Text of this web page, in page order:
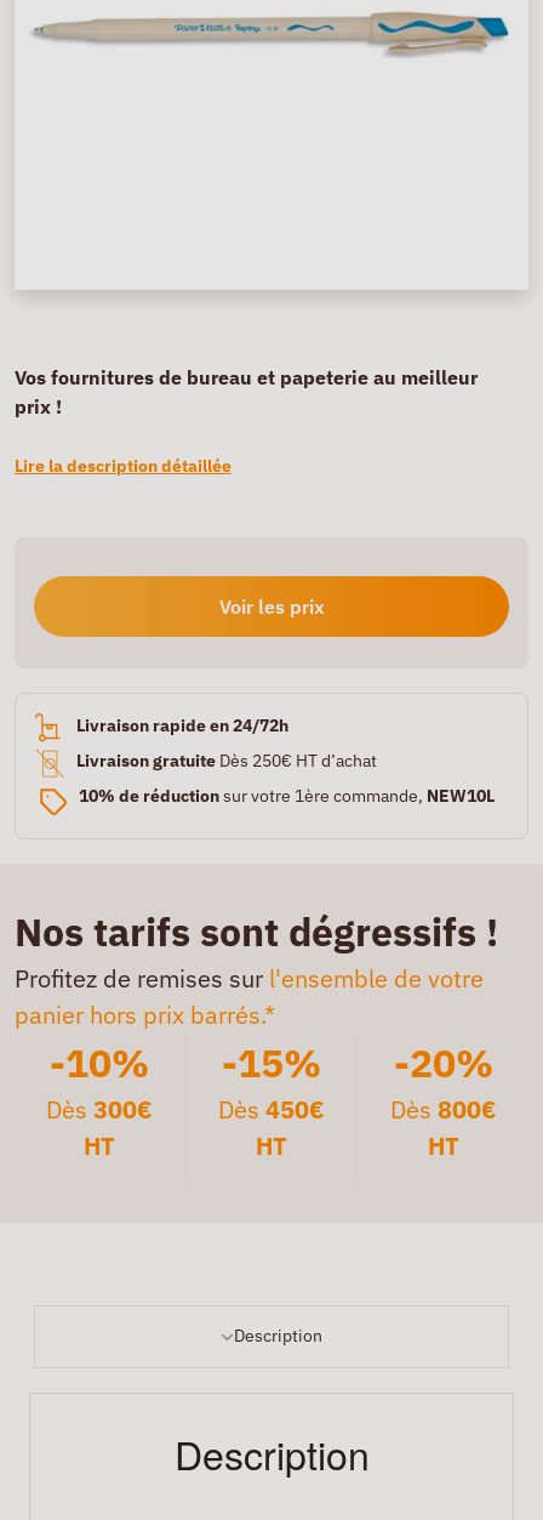
Vos fournitures de bureau et papeterie au meilleur
prix !
Lire la description détaillée
Voir les prix
Livraison rapide en 24/72h
Livraison gratuite Dès 250€ HT d’achat
10% de réductionsur votre 1ère commande, NEW10L
Nos tarifs sont dégressifs !
Profitez de remises sur l'ensemble de votre
panier hors prix barrés.*
-10%
Dès300€
HT
-15%
Dès 450€
HT
-20%
Dès 800€
HT
Description
Description